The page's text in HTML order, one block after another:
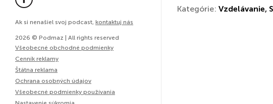
Ak si nenašiel svoj podcast, kontaktuj nás
2026 © Podmaz | All rights reserved
Všeobecné obchodné podmienky
Cenník reklamy
Štátna reklama
Ochrana osobných údajov
Všeobecné podmienky používania
Kategórie: Vzdelávanie,